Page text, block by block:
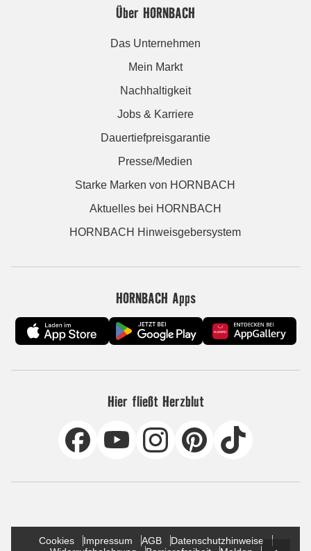
Über HORNBACH
Das Unternehmen
Mein Markt
Nachhaltigkeit
Jobs & Karriere
Dauertiefpreisgarantie
Presse/Medien
Starke Marken von HORNBACH
Aktuelles bei HORNBACH
HORNBACH Hinweisgebersystem
HORNBACH Apps
Hier fließt Herzblut
Cookies Impressum AGB
Datenschutzhinweise